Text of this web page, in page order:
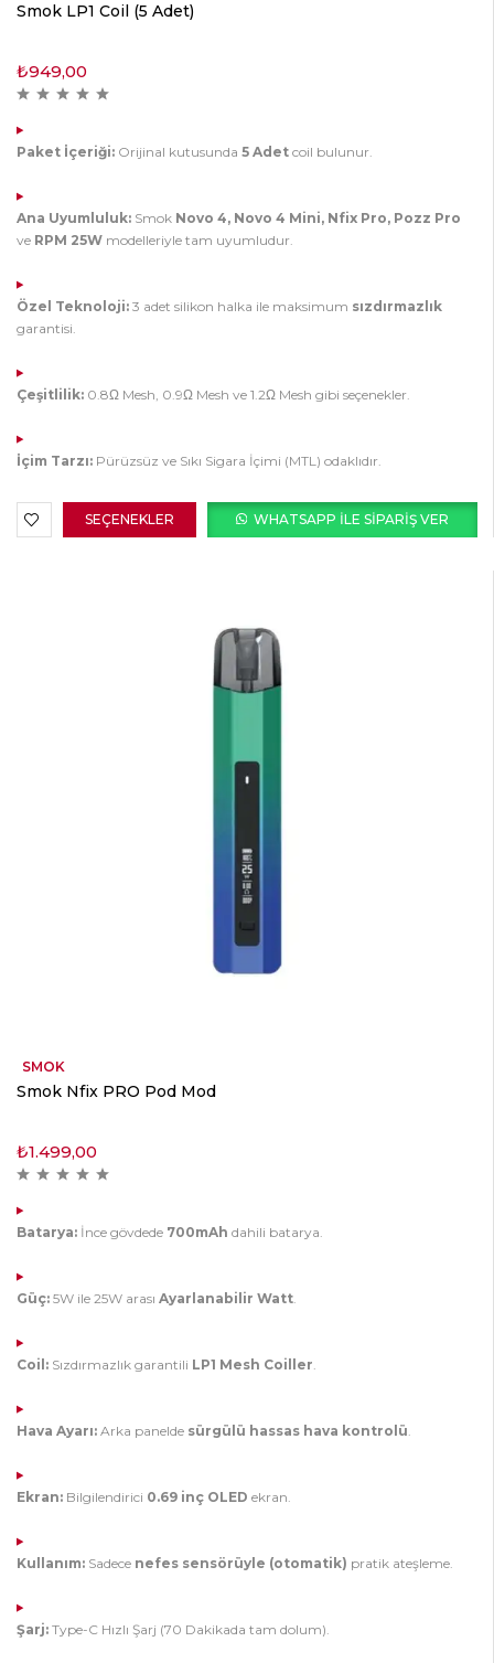
Smok LP1 Coil (5 Adet)
₺949,00
Paket İçeriği: Orijinal kutusunda 5 Adet coil bulunur.
Ana Uyumluluk: Smok Novo 4, Novo 4 Mini, Nfix Pro, Pozz Pro
ve RPM 25W modelleriyle tam uyumludur.
Özel Teknoloji: 3 adet silikon halka ile maksimum sızdırmazlık
garantisi.
Çeşitlilik: 0.8Ω Mesh, 0.9Ω Mesh ve 1.2Ω Mesh gibi seçenekler.
İçim Tarzı: Pürüzsüz ve Sıkı Sigara İçimi (MTL) odaklıdır.
SEÇENEKLER WHATSAPP ILE SIPARIŞ VER
SMOK
Smok Nfix PRO Pod Mod
₺1.499,00
Batarya: İnce gövdede 700mAh dahili batarya.
Güç: 5W ile 25W arası Ayarlanabilir Watt
Coil: Sızdırmazlık garantili LP1 Mesh Coiller
Hava Ayarı: Arka panelde sürgülü hassas hava kontrolü
Ekran: Bilgilendirici 0.69 inç OLED ekran.
Kullanım: Sadece nefes sensörüyle (otomatik) pratik ateşleme.
Şarj: Type-C Hızlı Şarj (70 Dakikada tam dolum).